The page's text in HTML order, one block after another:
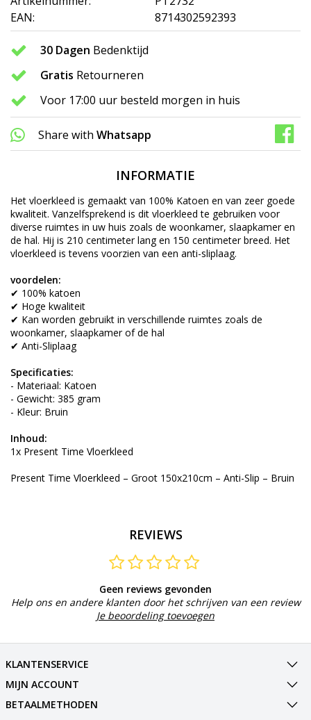
EAN:
8714302592393
30 Dagen Bedenktijd
Gratis Retourneren
Voor 17:00 uur besteld morgen in huis
Share with Whatsapp
INFORMATIE
Het vloerkleed is gemaakt van 100% Katoen en van zeer goede
kwaliteit. Vanzelfsprekend is dit vloerkleed te gebruiken voor
diverse ruimtes in uw huis zoals de woonkamer, slaapkamer en
de hal. Hij is 210 centimeter lang en 150 centimeter breed. Het
vloerkleed is tevens voorzien van een anti-sliplaag.
voordelen:
✔ 100% katoen
✔ Hoge kwaliteit
✔ Kan worden gebruikt in verschillende ruimtes zoals de
woonkamer, slaapkamer of de hal
✔ Anti-Sliplaag
Specificaties:
- Materiaal: Katoen
- Gewicht: 385 gram
- Kleur: Bruin
Inhoud:
1x Present Time Vloerkleed
Present Time Vloerkleed – Groot 150x210cm – Anti-Slip – Bruin
REVIEWS
Geen reviews gevonden
Help ons en andere klanten door het schrijven van een review
Je beoordeling toevoegen
KLANTENSERVICE
MIJN ACCOUNT
BETAALMETHODEN